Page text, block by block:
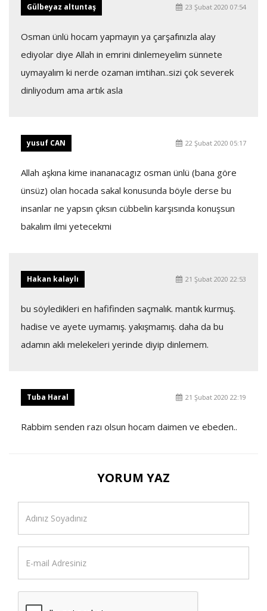
Gülbeyaz altuntaş 23 Şubat 2020 07:54
Osman ünlü hocam yapmayın ya çarşafınızla alay
ediyolar diye Allah in emrini dinlemeyelim sünnete
uymayalım ki nerde ozaman imtihan..sizi çok severek
dinliyodum ama artık asla
yusuf CAN 22 Şubat 2020 05:17
Allah aşkına kime inananacagız osman ünlü (bana göre
ünsüz) olan hocada sakal konusunda böyle derse bu
insanlar ne yapsın çıksın cübbelin karşısında konuşsun
bakalım ilmi yetecekmi
Hakan kalaylı 21 Şubat 2020 22:53
bu söyledikleri en hafifinden saçmalık. mantık kurmuş.
hadise ve ayete uymamış. yakışmamış. daha da bu
adamın aklı melekeleri yerinde diyip dinlemem.
Tuba Haral 21 Şubat 2020 22:19
Rabbim senden razı olsun hocam daimen ve ebeden..
YORUM YAZ